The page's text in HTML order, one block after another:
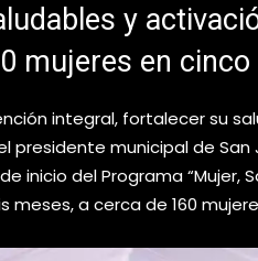
y
mujeres en cinco
integral, fortalecer su
presidente municipal de San
inicio del Programa “Mujer,
meses, a cerca de 160